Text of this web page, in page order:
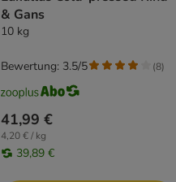
& Gans
10 kg
41,99 €
4,20 € / kg
39,89 €
Bewertung: 3.5/5 (8)